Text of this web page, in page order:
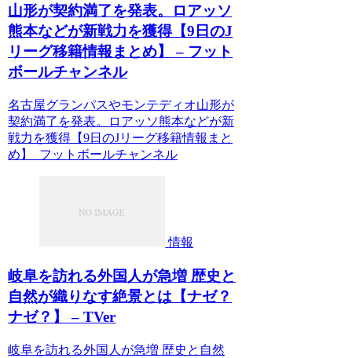
山形が契約満了を発表。ロアッソ
熊本などが新戦力を獲得【9日のJ
リーグ移籍情報まとめ】 – フット
ボールチャンネル
名古屋グランパスやモンテディオ山形が
契約満了を発表。ロアッソ熊本などが新
戦力を獲得【9日のJリーグ移籍情報まと
め】 フットボールチャンネル
情報
岐阜を訪れる外国人が急増 歴史と
自然が織りなす絶景とは【ナゼ？
ナゼ？】 – TVer
岐阜を訪れる外国人が急増 歴史と自然